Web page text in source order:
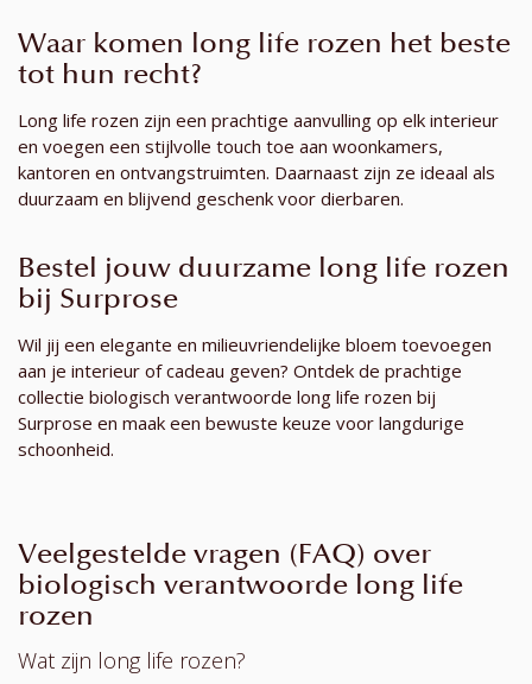
Waar komen long life rozen het beste
tot hun recht?
Long life rozen zijn een prachtige aanvulling op elk interieur
en voegen een stijlvolle touch toe aan woonkamers,
kantoren en ontvangstruimten. Daarnaast zijn ze ideaal als
duurzaam en blijvend geschenk voor dierbaren.
Bestel jouw duurzame long life rozen
bij Surprose
Wil jij een elegante en milieuvriendelijke bloem toevoegen
aan je interieur of cadeau geven? Ontdek de prachtige
collectie biologisch verantwoorde long life rozen bij
Surprose en maak een bewuste keuze voor langdurige
schoonheid.
Veelgestelde vragen (FAQ) over
biologisch verantwoorde long life
rozen
Wat zijn long life rozen?